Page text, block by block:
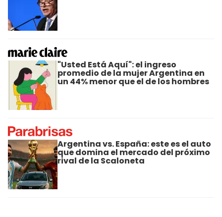
"Usted Está Aquí": el ingreso
promedio de la mujer Argentina en
un 44% menor que el de los hombres
Argentina vs. España: este es el auto
que domina el mercado del próximo
rival de la Scaloneta